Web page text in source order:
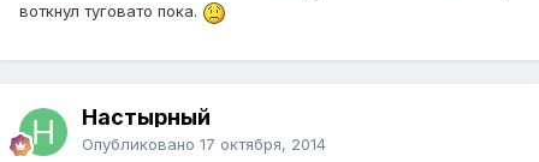
воткнул туговато пока.
Настырный
Опубликовано 17 октября, 2014